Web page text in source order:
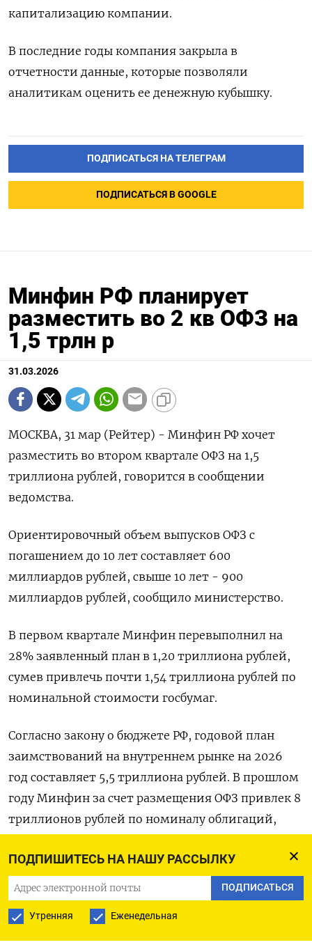
ПОДПИШИТЕСЬ НА НАШУ РАССЫЛКУ
ПОДПИСАТЬСЯ
Утренняя Еженедельная
капитализацию компании.
В последние ‌годы компания закрыла в
отчетности ​данные, которые позволяли
аналитикам оценить ‌ее денежную кубышку.
ПОДПИСАТЬСЯ НА ТЕЛЕГРАМ
ПОДПИСАТЬСЯ В GOOGLE
Минфин РФ планирует
разместить во 2 кв ОФЗ на
1,5 трлн р
31.03.2026
МОСКВА, 31 мар (Рейтер) - Минфин РФ хочет
разместить во втором квартале ‌ОФЗ на 1,5
триллиона рублей, говорится в сообщении
ведомства.
Ориентировочный объем ​выпусков ​ОФЗ ​с
погашением ⁠до 10 ‌лет составляет 600
миллиардов ‌рублей, свыше 10 лет - 900 ​
миллиардов рублей, сообщило министерство.
В ‌первом квартале Минфин ​перевыполнил на
28% заявленный ‌план в 1,20 триллиона рублей,
сумев привлечь почти 1,54 ​триллиона рублей ​по
‌номинальной стоимости госбумаг.
Согласно закону ​о бюджете РФ, годовой план
заимствований на внутреннем рынке на 2026
год составляет 5,5 триллиона рублей. В прошлом ​
году ⁠Минфин за счет размещения ОФЗ привлек ‌8
триллионов рублей по ‌номиналу облигаций,
(Дарья Корсунская. Редактор ‌Дмитрий Антонов)
ПОДПИСАТЬСЯ НА ТЕЛЕГРАМ